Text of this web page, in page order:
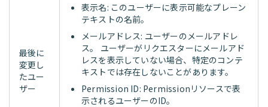
最後に
変更し
たユー
ザー
表示名: このユーザーに表示可能なプレーン
テキストの名前。
メールアドレス: ユーザーのメールアドレ
ス。 ユーザーがリクエスターにメールアド
レスを表示していない場合、特定のコンテ
キストでは存在しないことがあります。
Permission ID: Permissionリソースで表
示されるユーザーのID。